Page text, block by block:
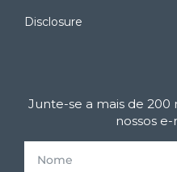
Disclosure
Junte-se a mais de
nossos